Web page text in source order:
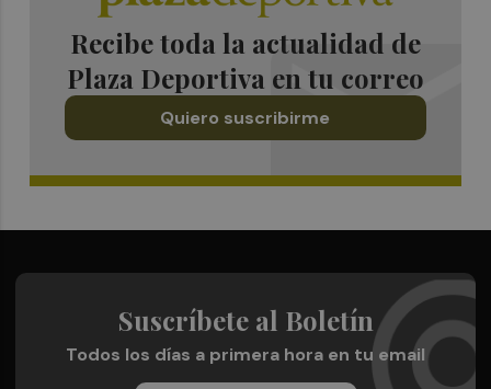
Recibe toda la actualidad de
Plaza Deportiva en tu correo
Quiero suscribirme
Suscríbete al Boletín
Todos los días a primera hora en tu email